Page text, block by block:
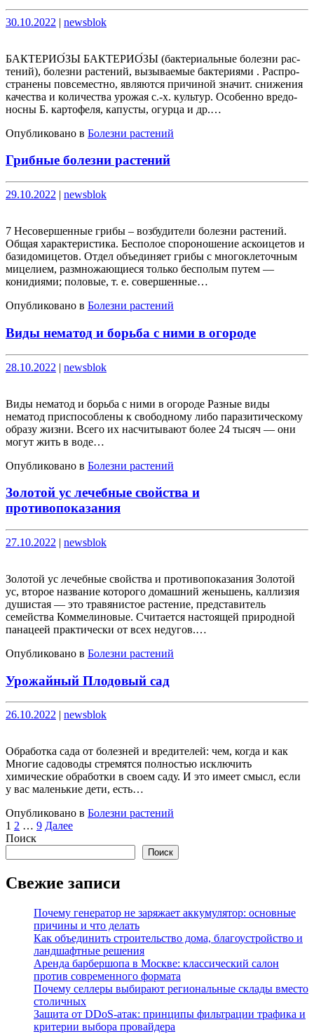
Опубликовано
30.10.2022 | Опубликовано
newsblok
БАКТЕРИО́ЗЫ БАКТЕРИО́ЗЫ (бак­те­ри­аль­ные бо­лез­ни рас­
те­ний), бо­лез­ни рас­те­ний, вы­зы­вае­мые бак­те­рия­ми . Рас­про­
стра­не­ны по­все­ме­ст­но, яв­ля­ют­ся при­чи­ной зна­чит. сни­же­ния
ка­че­ст­ва и ко­ли­че­ст­ва уро­жая с.-х. куль­тур. Осо­бен­но вре­до­
нос­ны Б. кар­то­фе­ля, ка­пус­ты, огур­ца и др.…
Опубликовано в Болезни растений
Грибные болезни растений
Опубликовано
29.10.2022 | Опубликовано
newsblok
7 Несовершенные грибы – возбудители болезни растений.
Общая характеристика. Бесполое спороношение аскоицетов и
базидомицетов. Отдел объединяет грибы с многоклеточным
мицелием, размножающиеся только бесполым путем —
конидиями; половые, т. е. совершенные…
Опубликовано в Болезни растений
Виды нематод и борьба с ними в огороде
Опубликовано
28.10.2022 | Опубликовано
newsblok
Виды нематод и борьба с ними в огороде Разные виды
нематод приспособлены к свободному либо паразитическому
образу жизни. Всего их насчитывают более 24 тысяч — они
могут жить в воде…
Опубликовано в Болезни растений
Золотой ус лечебные свойства и
противопоказания
Опубликовано
27.10.2022 | Опубликовано
newsblok
Золотой ус лечебные свойства и противопоказания Золотой
ус, второе название которого домашний женьшень, каллизия
душистая — это травянистое растение, представитель
семейства Коммелиновые. Считается настоящей природной
панацеей практически от всех недугов.…
Опубликовано в Болезни растений
Урожайный Плодовый сад
Опубликовано
26.10.2022 Опубликовано
newsblok
Обработка сада от болезней и вредителей: чем, когда и как
Многие садоводы стремятся полностью исключить
химические обработки в своем саду. И это имеет смысл, если
у вас маленькие дети, есть…
Опубликовано в Болезни растений
Пагинация
записей
1 2 … 9 Далее
Поиск
Поиск
Свежие записи
Почему генератор не заряжает аккумулятор: основные
причины и что делать
Как объединить строительство дома, благоустройство и
ландшафтные решения
Аренда барбершопа в Москве: классический салон
против современного формата
Почему селлеры выбирают региональные склады вместо
столичных
Защита от DDoS-атак: принципы фильтрации трафика и
критерии выбора провайдера